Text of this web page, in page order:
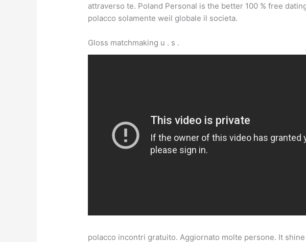
attraverso te. Poland Personal is the better 100 % free
polacco solamente weil globale il societa.
Gloss matchmaking u . s .
polacco incontri gratuito. Aggiornato molte persone. It